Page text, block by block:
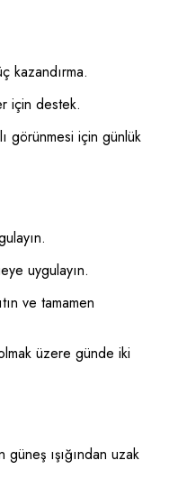
kazandırma.
için destek.
görünmesi için günlük
uygulayın.
ve tamamen
üzere günde iki
ışığından uzak